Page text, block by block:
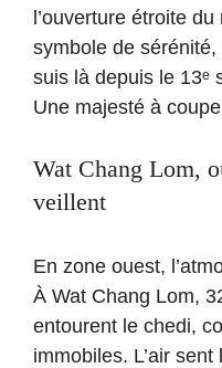
l’ouverture étroite
symbole de
suis là depuis le
Une majesté à
Wat Chang Lom,
veillent
En zone ouest,
À Wat Chang Lom,
entourent le chedi,
immobiles. L’air